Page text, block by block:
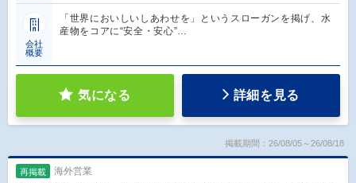
会社
概要
「世界においしいしあわせを」というスローガンを掲げ、水
産物をコアに“安全・安心”…
気になる 詳細を見る
掲載期間：26/08/05～26/08/18
再掲載 海外営業